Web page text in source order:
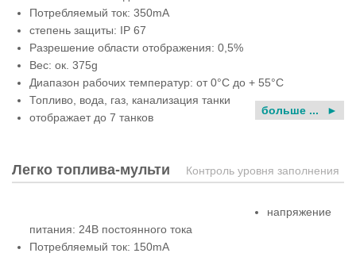
Потребляемый ток: 350mA
степень защиты: IP 67
Разрешение области отображения: 0,5%
Вес: ок. 375g
Диапазон рабочих температур: от 0°C до + 55°С
Топливо, вода, газ, канализация танки
отображает до 7 танков
больше ...
Легко топлива-мульти Контроль уровня заполнения
напряжение
питания: 24B постоянного тока
Потребляемый ток: 150mA